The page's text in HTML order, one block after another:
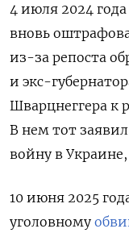
4 июля 2024
вновь
из-за репоста
и экс-
Шварцнеггера к
В нем тот
войну в
10 июня 2025
уголовному